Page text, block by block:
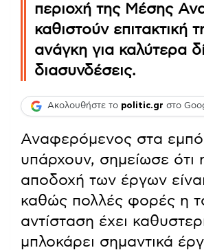
περιοχή της Μέσης
καθιστούν επιτακτική
ανάγκη για καλύτερα
διασυνδέσεις.
Ακολουθήστε το politic.gr στο
Αναφερόμενος στα
υπάρχουν, σημείωσε ότι
αποδοχή των έργων
καθώς πολλές φορές η
αντίσταση έχει
μπλοκάρει σημαντικά